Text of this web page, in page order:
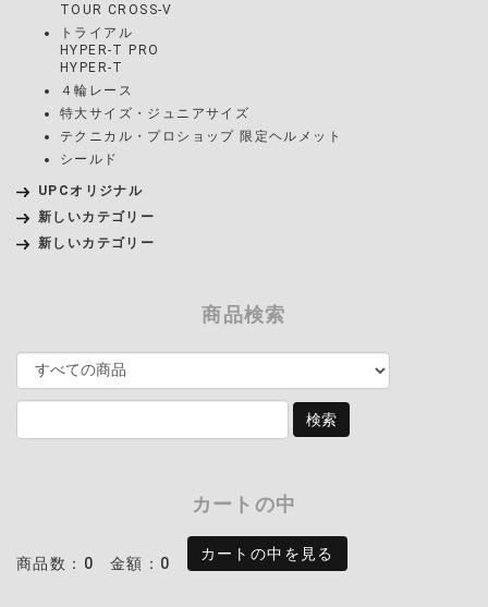
TOUR CROSS-V
トライアル
HYPER-T PRO
HYPER-T
４輪レース
特大サイズ・ジュニアサイズ
テクニカル・プロショップ 限定ヘルメット
シールド
UPCオリジナル
新しいカテゴリー
新しいカテゴリー
商品検索
カートの中
商品数：0 金額：0
カートの中を見る